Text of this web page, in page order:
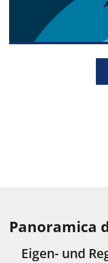
Panoramica
Eigen- und